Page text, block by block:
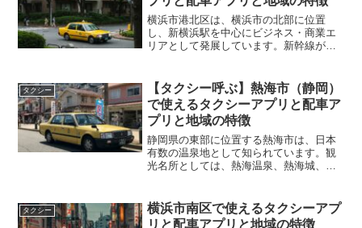
横浜市港北区は、横浜市の北部に位置
し、新横浜駅を中心にビジネス・商業エ
リアとして発展しています。新幹線が停
はタクシーの需要が非常に高くなりま
す。また、東急東横線・横浜市...
タクシー
【タクシー呼ぶ】熱海市（静岡）
で使えるタクシーアプリと配車ア
プリと地域の特徴
静岡県の東部に位置する熱海市は、日本
有数の温泉地として知られています。観
光名所としては、熱海温泉、熱海城、
東海道新幹線や東海道本線が通ってお
り、東京や横浜からのアク...
タクシー
横浜市南区で使えるタクシーアプ
リと配車アプリと地域の特徴